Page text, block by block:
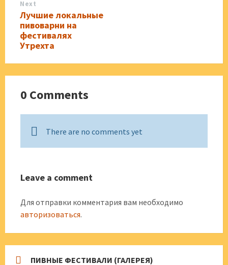
Next
Лучшие локальные
пивоварни на
фестивалях
Утрехта
0 Comments
There are no comments yet
Leave a comment
Для отправки комментария вам необходимо
авторизоваться.
ПИВНЫЕ ФЕСТИВАЛИ (ГАЛЕРЕЯ)